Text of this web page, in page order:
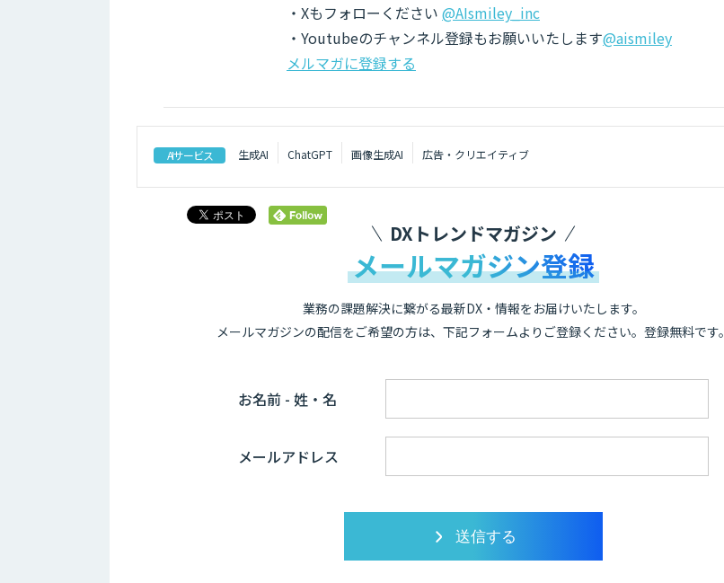
・Xもフォローください @AIsmiley_inc
・Youtubeのチャンネル登録もお願いいたします@aismiley
メルマガに登録する
AIサービス 生成AI ChatGPT 画像生成AI 広告・クリエイティブ
DXトレンドマガジン
メールマガジン登録
業務の課題解決に繋がる最新DX・情報をお届けいたします。
メールマガジンの配信をご希望の方は、下記フォームよりご登録ください。登録無料です。
お名前 - 姓・名
メールアドレス